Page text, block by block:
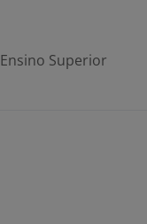
Ensino Superior